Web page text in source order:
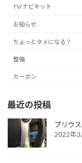
TV/ナビキット
お知らせ
ちょっとタメになる？
整備
カーボン
最近の投稿
プリウ
2022年3